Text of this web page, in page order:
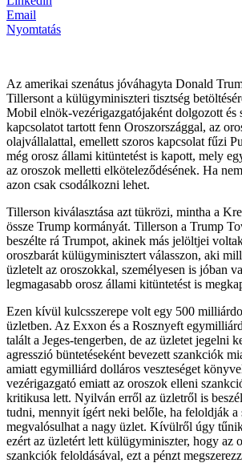
Email
Nyomtatás
Az amerikai szenátus jóváhagyta Donald
Tillersont a külügyminiszteri tisztség
Mobil elnök-vezérigazgatójaként dolgozott és
kapcsolatot tartott fenn Oroszországgal, az
olajvállalattal, emellett szoros kapcsolat fűzi
még orosz állami kitüntetést is kapott, mely
az oroszok melletti elköteleződésének. Ha
azon csak csodálkozni lehet.
Tillerson kiválasztása azt tükrözi, mintha a
össze Trump kormányát. Tillerson a Trump
beszélte rá Trumpot, akinek más jelöltjei
oroszbarát külügyminisztert válasszon, aki
üzletelt az oroszokkal, személyesen is jóban
legmagasabb orosz állami kitüntetést is
Ezen kívül kulcsszerepe volt egy 500
üzletben. Az Exxon és a Rosznyeft
talált a Jeges-tengerben, de az üzletet jegelni
agresszió büntetéseként bevezett szankciók
amiatt egymilliárd dolláros veszteséget
vezérigazgató emiatt az oroszok elleni
kritikusa lett. Nyilván erről az üzletről is
tudni, mennyit ígért neki belőle, ha feloldják a
megvalósulhat a nagy üzlet. Kívülről úgy
ezért az üzletért lett külügyminiszter, hogy az
szankciók feloldásával, ezt a pénzt